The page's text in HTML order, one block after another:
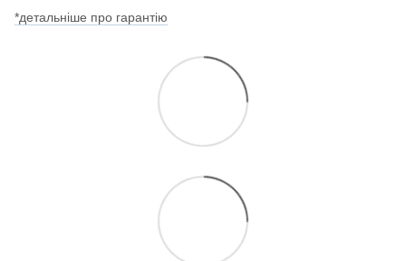
*детальніше про гарантію